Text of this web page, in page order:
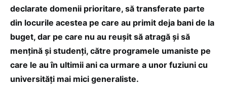
declarate domenii prioritare, să transferate parte
din locurile acestea pe care au primit deja bani de la
buget, dar pe care nu au reușit să atragă și să
mențină și studenți, către programele umaniste pe
care le au în ultimii ani ca urmare a unor fuziuni cu
universități mai mici generaliste.